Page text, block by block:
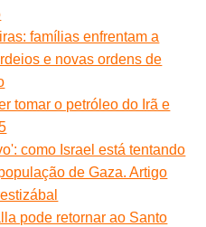
famílias enfrentam a
e novas ordens de
tomar o petróleo do Irã e
como Israel está tentando
de Gaza. Artigo
pode retornar ao Santo